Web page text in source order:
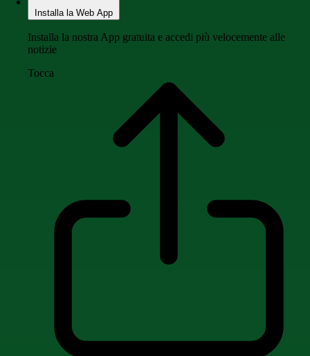
Installa la Web App
Installa la nostra App gratuita e accedi più velocemente alle
notizie
Tocca